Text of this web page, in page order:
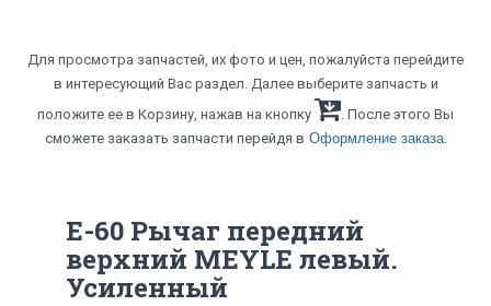
Для просмотра запчастей, их фото и цен, пожалуйста перейдите
в интересующий Вас раздел. Далее выберите запчасть и
положите ее в Корзину, нажав на кнопку
. После этого Вы
сможете заказать запчасти перейдя в Оформление заказа.
E-60 Рычаг передний
верхний MEYLE левый.
Усиленный